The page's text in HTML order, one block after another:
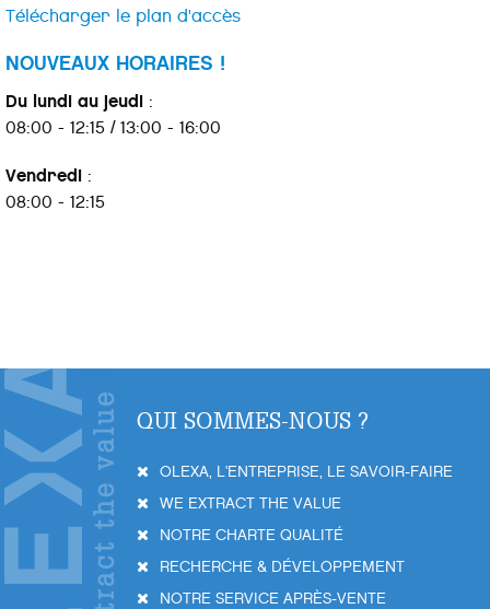
Télécharger le plan d'accès
NOUVEAUX HORAIRES !
Du lundi au jeudi :
08:00 - 12:15 / 13:00 - 16:00
Vendredi :
08:00 - 12:15
QUI SOMMES-NOUS ?
OLEXA, L'ENTREPRISE, LE SAVOIR-FAIRE
WE EXTRACT THE VALUE
NOTRE CHARTE QUALITÉ
RECHERCHE & DÉVELOPPEMENT
NOTRE SERVICE APRÈS-VENTE